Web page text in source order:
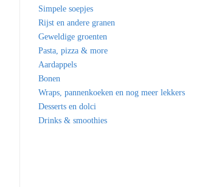
Simpele soepjes
Rijst en andere granen
Geweldige groenten
Pasta, pizza & more
Aardappels
Bonen
Wraps, pannenkoeken en nog meer lekkers
Desserts en dolci
Drinks & smoothies